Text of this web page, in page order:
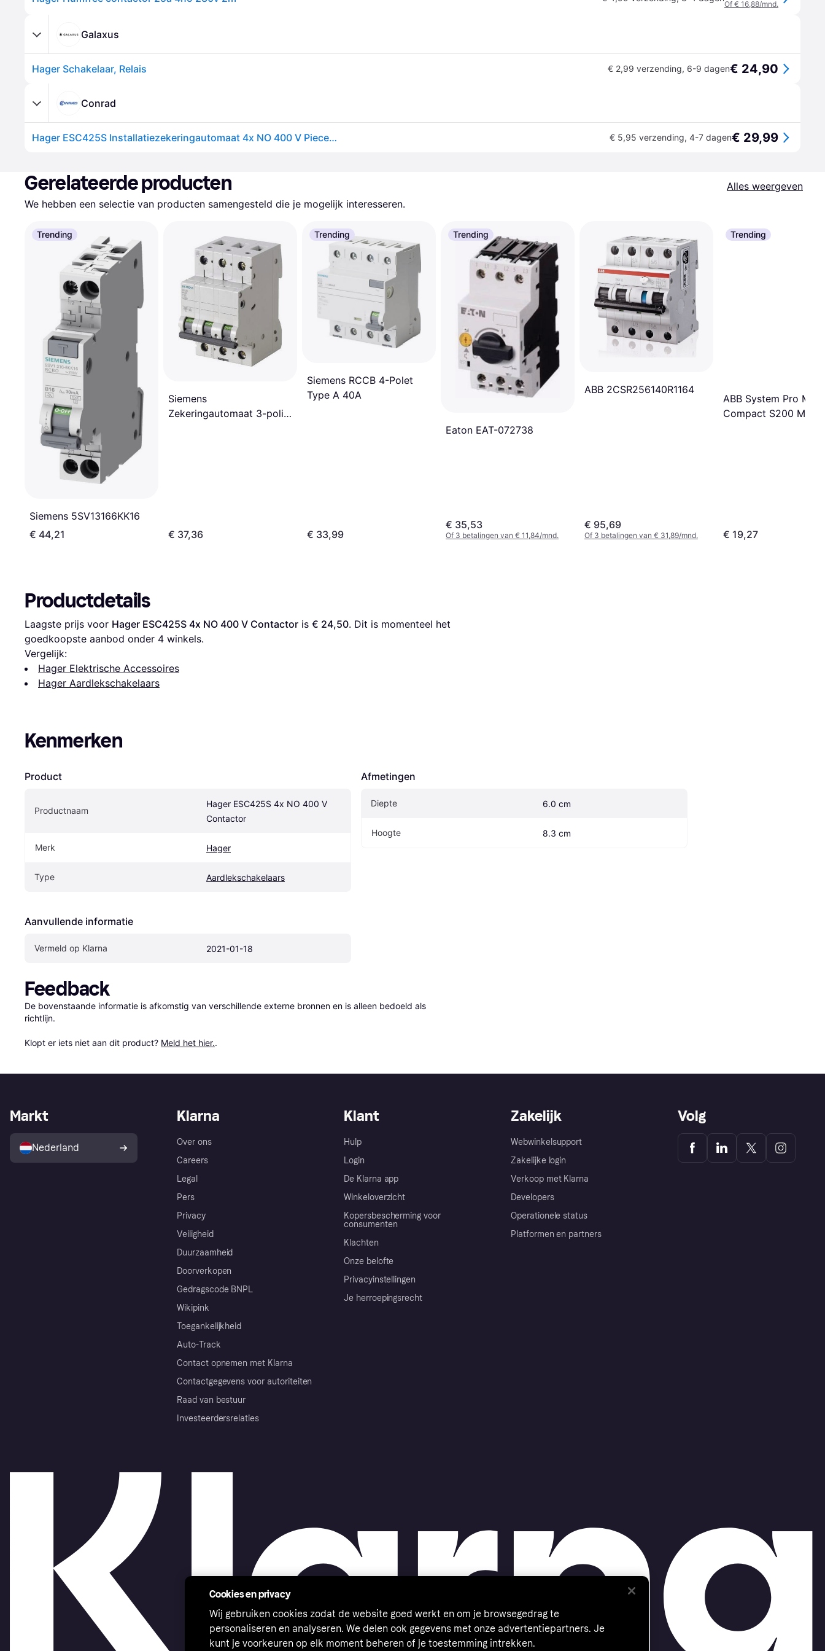
Of € 16,88/mnd.
Galaxus
Hager Schakelaar, Relais € 2,99 verzending, 6-9 dagen€ 24,90
Conrad
Hager ESC425S Installatiezekeringautomaat 4x NO 400 V Piece 1 stuk(s) € 5,95 verzending, 4-7 dagen€ 29,99
Gerelateerde producten
Alles weergeven
We hebben een selectie van producten samengesteld die je mogelijk interesseren.
Trending
Siemens 5SV13166KK16
€ 44,21
Siemens
Zekeringautomaat 3-polig
€ 37,36
Trending
Siemens RCCB 4-Polet
Type A 40A
€ 33,99
Trending
Eaton EAT-072738
€ 35,53
Of 3 betalingen van € 11,84/mnd.
ABB 2CSR256140R1164
€ 95,69
Of 3 betalingen van € 31,89/mnd.
Trending
ABB System Pro M
Compact S200 MCB
€ 19,27
Productdetails
Laagste prijs voor Hager ESC425S 4x NO 400 V Contactor is € 24,50. Dit is momenteel het
goedkoopste aanbod onder 4 winkels.
Vergelijk:
Hager Elektrische Accessoires
Hager Aardlekschakelaars
Kenmerken
Product
Productnaam
Hager ESC425S 4x NO 400 V
Contactor
Merk Hager
Type Aardlekschakelaars
Aanvullende informatie
Vermeld op Klarna 2021-01-18
Afmetingen
Diepte 6.0 cm
Hoogte 8.3 cm
Feedback
De bovenstaande informatie is afkomstig van verschillende externe bronnen en is alleen bedoeld als
richtlijn.
Klopt er iets niet aan dit product? Meld het hier..
Klarna
Over ons
Careers
Legal
Pers
Privacy
Veiligheid
Duurzaamheid
Doorverkopen
Gedragscode BNPL
Wikipink
Toegankelijkheid
Auto-Track
Contact opnemen met Klarna
Contactgegevens voor autoriteiten
Raad van bestuur
Investeerdersrelaties
Klant
Hulp
Login
De Klarna app
Winkeloverzicht
Kopersbescherming voor
consumenten
Klachten
Onze belofte
Privacyinstellingen
Je herroepingsrecht
Zakelijk
Webwinkelsupport
Zakelijke login
Verkoop met Klarna
Developers
Operationele status
Platformen en partners
Markt
Nederland
Volg
Cookies en privacy
Wij gebruiken cookies zodat de website goed werkt en om je browsegedrag te
personaliseren en analyseren. We delen ook gegevens met onze advertentiepartners. Je
kunt je voorkeuren op elk moment beheren of je toestemming intrekken.